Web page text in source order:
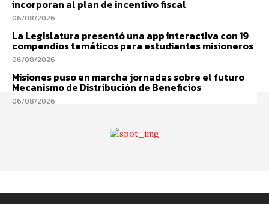
incorporan al plan de incentivo fiscal
06/08/2026
La Legislatura presentó una app interactiva con 19
compendios temáticos para estudiantes misioneros
06/08/2026
Misiones puso en marcha jornadas sobre el futuro
Mecanismo de Distribución de Beneficios
06/08/2026